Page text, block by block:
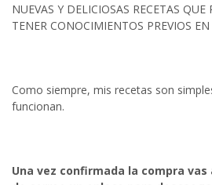
NUEVAS Y DELICIOSAS RECETAS QUE
TENER CONOCIMIENTOS PREVIOS
Como siempre, mis recetas son
funcionan.
Una vez confirmada la compra